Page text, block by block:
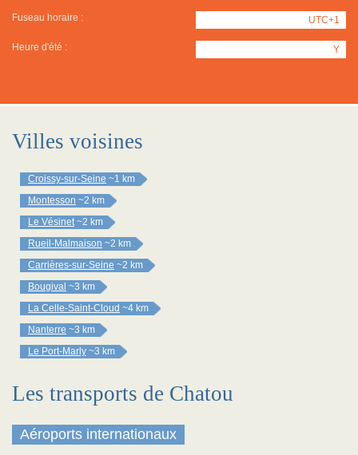
Fuseau horaire : UTC+1
Heure d'été : Y
Villes voisines
Croissy-sur-Seine ~1 km
Montesson ~2 km
Le Vésinet ~2 km
Rueil-Malmaison ~2 km
Carrières-sur-Seine ~2 km
Bougival ~3 km
La Celle-Saint-Cloud ~4 km
Nanterre ~3 km
Le Port-Marly ~3 km
Les transports de Chatou
Aéroports internationaux